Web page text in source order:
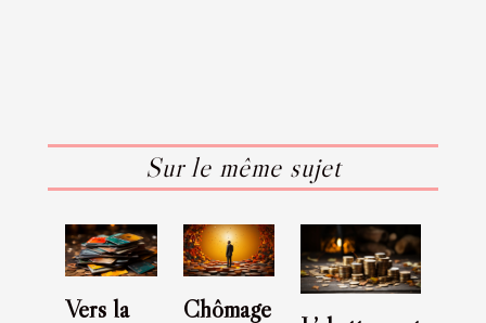
Sur le même sujet
Vers la Chômage